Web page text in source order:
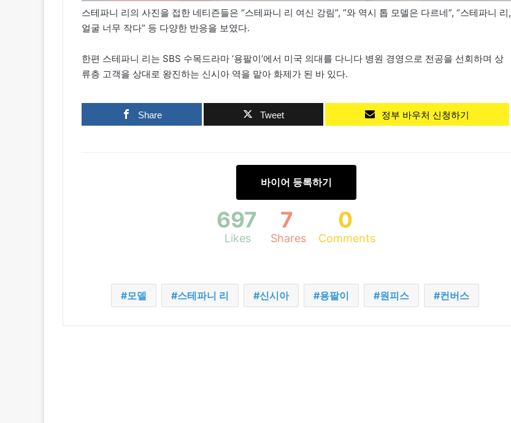
스테파니 리의 사진을 접한 네티즌들은 “스테파니 리 여신 강림”, “와 역시 톱 모델은 다르네”, “스테파니 리,
얼굴 너무 작다” 등 다양한 반응을 보였다.
한편 스테파니 리는 SBS 수목드라마 ‘용팔이’에서 미국 의대를 다니다 병원 경영으로 전공을 선회하며 상
류층 고객을 상대로 왕진하는 신시아 역을 맡아 화제가 된 바 있다.
Share Tweet 정부 바우처 신청하기
바이어 등록하기
697
Likes
7
Shares
0
Comments
모델 스테파니 리 신시아 용팔이 원피스 컨버스